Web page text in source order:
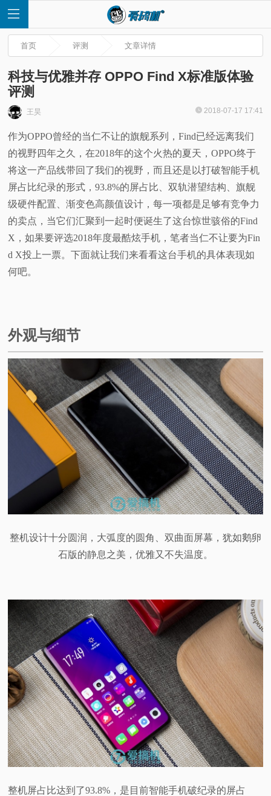
首
页
快
讯
测
科
普
体
题
首页 评测 文章详情
科技与优雅并存 OPPO Find X标准版体验
评测
王昊 2018-07-17 17:41
作为OPPO曾经的当仁不让的旗舰系列，Find已经远离我们
的视野四年之久，在2018年的这个火热的夏天，OPPO终于
将这一产品线带回了我们的视野，而且还是以打破智能手机
屏占比纪录的形式，93.8%的屏占比、双轨潜望结构、旗舰
级硬件配置、渐变色高颜值设计，每一项都是足够有竞争力
的卖点，当它们汇聚到一起时便诞生了这台惊世骇俗的Find
X，如果要评选2018年度最酷炫手机，笔者当仁不让要为Fin
d X投上一票。下面就让我们来看看这台手机的具体表现如
何吧。
外观与细节
整机设计十分圆润，大弧度的圆角、双曲面屏幕，犹如鹅卵
石版的静息之美，优雅又不失温度。
整机屏占比达到了93.8%，是目前智能手机破纪录的屏占